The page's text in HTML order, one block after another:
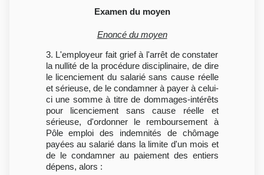
Examen du moyen
Enoncé du moyen
3. L'employeur fait grief à l'arrêt de constater
la nullité de la procédure disciplinaire, de dire
le licenciement du salarié sans cause réelle
et sérieuse, de le condamner à payer à celui-
ci une somme à titre de dommages-intérêts
pour licenciement sans cause réelle et
sérieuse, d'ordonner le remboursement à
Pôle emploi des indemnités de chômage
payées au salarié dans la limite d'un mois et
de le condamner au paiement des entiers
dépens, alors :